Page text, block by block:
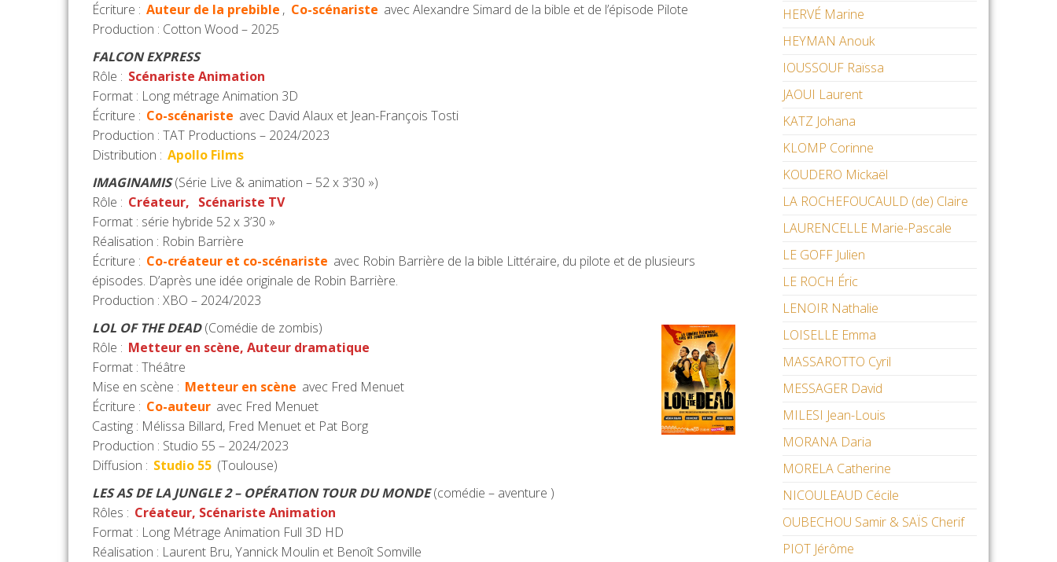
Écriture : Auteur de la prebible , Co-scénariste avec Alexandre Simard de la bible et de l’épisode Pilote
Production : Cotton Wood – 2025
FALCON EXPRESS
Rôle : Scénariste Animation
Format : Long métrage Animation 3D
Écriture : Co-scénariste avec David Alaux et Jean-François Tosti
Production : TAT Productions – 2024/2023
Distribution : Apollo Films
IMAGINAMIS(Série Live & animation – 52 x 3’30 »)
Rôle : Créateur, Scénariste TV
Format : série hybride 52 x 3’30 »
Réalisation : Robin Barrière
Écriture : Co-créateur et co-scénariste avec Robin Barrière de la bible Littéraire, du pilote et de plusieurs
épisodes. D’après une idée originale de Robin Barrière.
Production : XBO – 2024/2023
LOL OF THE DEAD(Comédie de zombis)
Rôle : Metteur en scène, Auteur dramatique
Format : Théâtre
Mise en scène : Metteur en scène avec Fred Menuet
Écriture : Co-auteur avec Fred Menuet
Casting : Mélissa Billard, Fred Menuet et Pat Borg
Production : Studio 55 – 2024/2023
Diffusion : Studio 55 (Toulouse)
LES AS DE LA JUNGLE2 – OPÉRATION TOUR DU MONDE(comédie – aventure )
Rôles : Créateur, Scénariste Animation
Format : Long Métrage Animation Full 3D HD
Réalisation : Laurent Bru, Yannick Moulin et Benoît Somville
HERVÉ Marine
HEYMAN Anouk
IOUSSOUF Raïssa
JAOUI Laurent
KATZ Johana
KLOMP Corinne
KOUDERO Mickaël
LA ROCHEFOUCAULD (de) Claire
LAURENCELLE Marie-Pascale
LE GOFF Julien
LE ROCH Éric
LENOIR Nathalie
LOISELLE Emma
MASSAROTTO Cyril
MESSAGER David
MILESI Jean-Louis
MORANA Daria
MORELA Catherine
NICOULEAUD Cécile
OUBECHOU Samir & SAÏS Cherif
PIOT Jérôme